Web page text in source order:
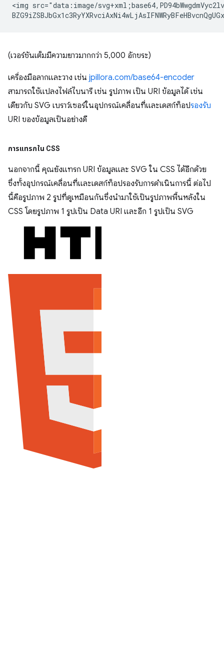
<img src="data:image/
(เวอร์ชันเต็มมีความยาวมากกว่า 5,000 อักขระ)
เครื่องมือลากและวาง เช่น jpillora.com/base64-encoder
สามารถใช้แปลงไฟล์ไบนารี เช่น รูปภาพ เป็น URI ข้อมูลได้ เช่น
เดียวกับ SVG เบราว์เซอร์ในอุปกรณ์เคลื่อนที่และเดสก์ท็อปรองรับ
URI ของข้อมูลเป็นอย่างดี
การแทรกใน CSS
นอกจากนี้ คุณยังแทรก URI ข้อมูลและ SVG ใน CSS ได้อีกด้วย
ซึ่งทั้งอุปกรณ์เคลื่อนที่และเดสก์ท็อปรองรับการดำเนินการนี้ ต่อไป
นี้คือรูปภาพ 2 รูปที่ดูเหมือนกันซึ่งนำมาใช้เป็นรูปภาพพื้นหลังใน
CSS โดยรูปภาพ 1 รูปเป็น Data URI และอีก 1 รูปเป็น SVG